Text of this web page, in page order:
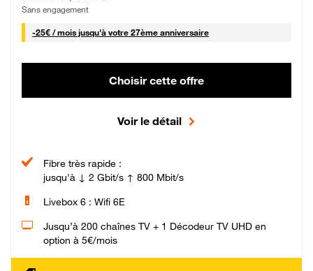
Sans engagement
-25€ / mois25 € par mois
jusqu'à votre 27ème anniversaire
Choisir cette offre
Voir le détail
Fibre très rapide :
jusqu'à ↓ 2 Gbit/s ↑ 800 Mbit/s
Livebox 6 : Wifi 6E
Jusqu’à 200 chaînes TV + 1 Décodeur TV UHD en
option à 5€/mois